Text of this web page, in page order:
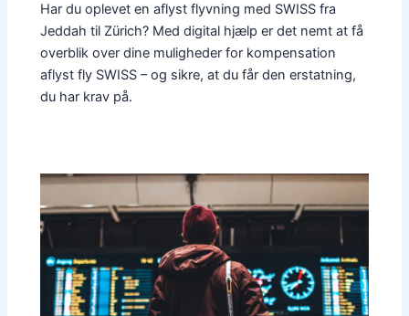
Har du oplevet en aflyst flyvning med SWISS fra
Jeddah til Zürich? Med digital hjælp er det nemt at få
overblik over dine muligheder for kompensation
aflyst fly SWISS – og sikre, at du får den erstatning,
du har krav på.